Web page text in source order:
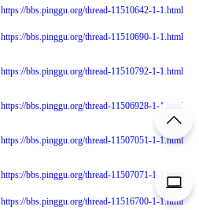
https://bbs.pinggu.org/thread-11510642-1-1.html
https://bbs.pinggu.org/thread-11510690-1-1.html
https://bbs.pinggu.org/thread-11510792-1-1.html
https://bbs.pinggu.org/thread-11506928-1-1.html
https://bbs.pinggu.org/thread-11507051-1-1.html
https://bbs.pinggu.org/thread-11507071-1-1.html
https://bbs.pinggu.org/thread-11516700-1-1.html